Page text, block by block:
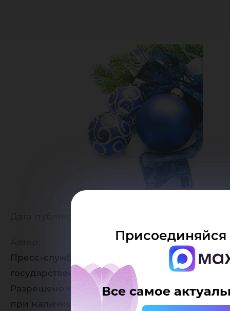
Все самое
Пресс-служба Югорского
государственного университета
Разрешено копирование статей, только
при наличии активной (кликабельной)